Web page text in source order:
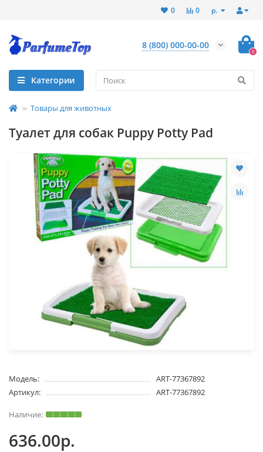
р.
0
0
8 (800) 000-00-00
0
Категории
Товары для животных
Туалет для собак Puppy Potty Pad
Модель:
ART-77367892
Артикул:
ART-77367892
636.00р.